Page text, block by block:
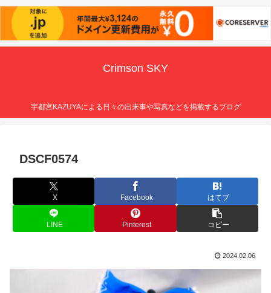
Crimson SKY
宇都宮KAZUYAによる日々の出来事や写真などを掲載するブログ
DSCF0574
X Facebook はてブ
LINE Pinterest コピー
2024.02.06